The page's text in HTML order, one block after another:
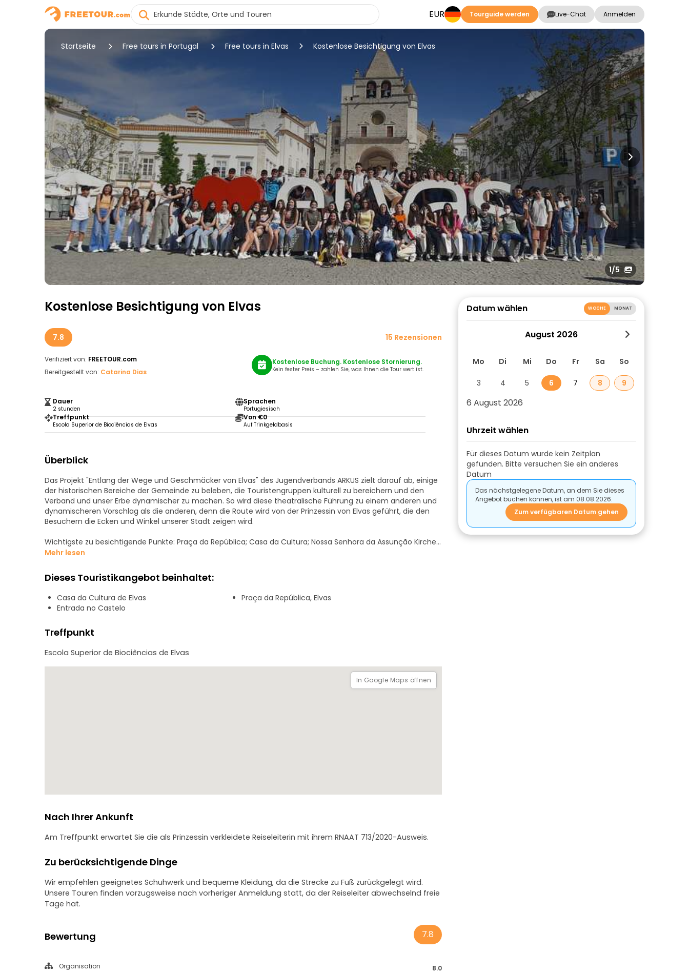
EUR Tourguide werden Live-Chat Anmelden
Startseite Free tours in Portugal Free tours in Elvas Kostenlose Besichtigung von Elvas
1/5
Kostenlose Besichtigung von Elvas
7.8 15 Rezensionen
Verifiziert von: FREETOUR.com
Bereitgestellt von: Catarina Dias
Dauer
2 stunden
Sprachen
Portugiesisch
Treffpunkt
Escola Superior de Biociências de Elvas
Von €0
Auf Trinkgeldbasis
Kostenlose Buchung. Kostenlose Stornierung.
Kein fester Preis – zahlen Sie, was Ihnen die Tour wert ist.
Überblick
Das Projekt "Entlang der Wege und Geschmäcker von Elvas" des Jugendverbands ARKUS zielt darauf ab, einige
der historischen Bereiche der Gemeinde zu beleben, die Touristengruppen kulturell zu bereichern und den
Verband und unser Erbe dynamischer zu machen. So wird diese theatralische Führung zu einem anderen und
dynamischeren Vorschlag als die anderen, denn die Route wird von der Prinzessin von Elvas geführt, die den
Besuchern die Ecken und Winkel unserer Stadt zeigen wird.
Wichtigste zu besichtigende Punkte: Praça da República; Casa da Cultura; Nossa Senhora da Assunção Kirche
(Alte Kathedrale); Domínicas Kirche; Pelourinho und das Schloss.
Mehr lesen
Dieses Touristikangebot beinhaltet:
Casa da Cultura de Elvas
Praça da República, Elvas
Entrada no Castelo
Treffpunkt
Escola Superior de Biociências de Elvas
In Google Maps öffnen
Nach Ihrer Ankunft
Am Treffpunkt erwartet Sie die als Prinzessin verkleidete Reiseleiterin mit ihrem RNAAT 713/2020-Ausweis.
Zu berücksichtigende Dinge
Wir empfehlen geeignetes Schuhwerk und bequeme Kleidung, da die Strecke zu Fuß zurückgelegt wird.
Unsere Touren finden vorzugsweise nach vorheriger Anmeldung statt, da der Reiseleiter abwechselnd freie
Tage hat.
Bewertung 7.8
Organisation 8.0
Datum wählen WOCHE MONAT
August 2026
Mo Di Mi Do Fr Sa So
3 4 5 6 7 8 9
6 August 2026
Uhrzeit wählen
Für dieses Datum wurde kein Zeitplan
gefunden. Bitte versuchen Sie ein anderes
Datum
Das nächstgelegene Datum, an dem Sie dieses
Angebot buchen können, ist am 08.08.2026.
Zum verfügbaren Datum gehen